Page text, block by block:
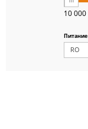
10 000
Питание